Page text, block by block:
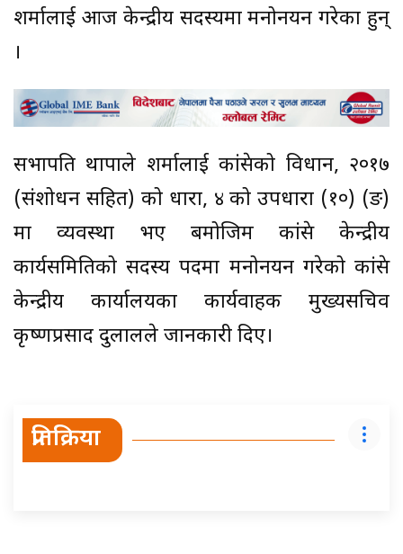
शर्मालाई आज केन्द्रीय सदस्यमा मनोनयन गरेका हुन्
।
सभापति थापाले शर्मालाई कांग्रेसको विधान, २०१७
(संशोधन सहित) को धारा, ४ को उपधारा (१०) (ङ)
मा व्यवस्था भए बमोजिम कांग्रेस केन्द्रीय
कार्यसमितिको सदस्य पदमा मनोनयन गरेको कांग्रेस
केन्द्रीय कार्यालयका कार्यवाहक मुख्यसचिव
कृष्णप्रसाद दुलालले जानकारी दिए।
प्रतिक्रिया